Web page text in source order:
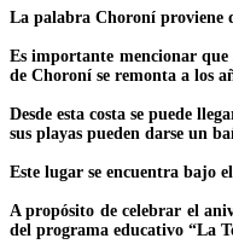
La palabra Choroní proviene
Es importante mencionar
de Choroní se remonta a los
Desde esta costa se puede
sus playas pueden darse un
Este lugar se encuentra bajo
A propósito de celebrar el
del programa educativo “La